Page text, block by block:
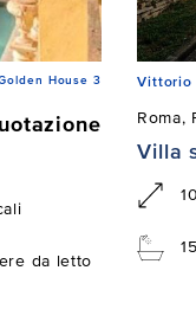
House 3
da letto
Vittorio
Roma,
Villa